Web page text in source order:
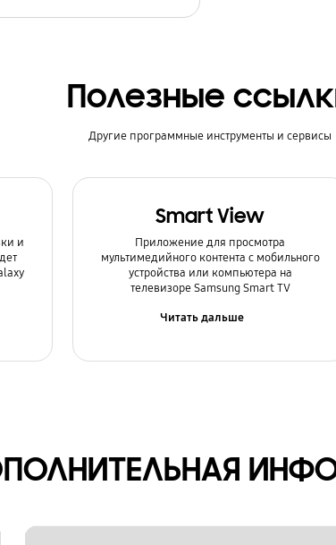
Полезные
Другие программные инструменты и сервисы
и
Smart View
Приложение для просмотра
мультимедийного контента с мобильного
устройства или компьютера на
телевизоре Samsung Smart TV
Читать дальше